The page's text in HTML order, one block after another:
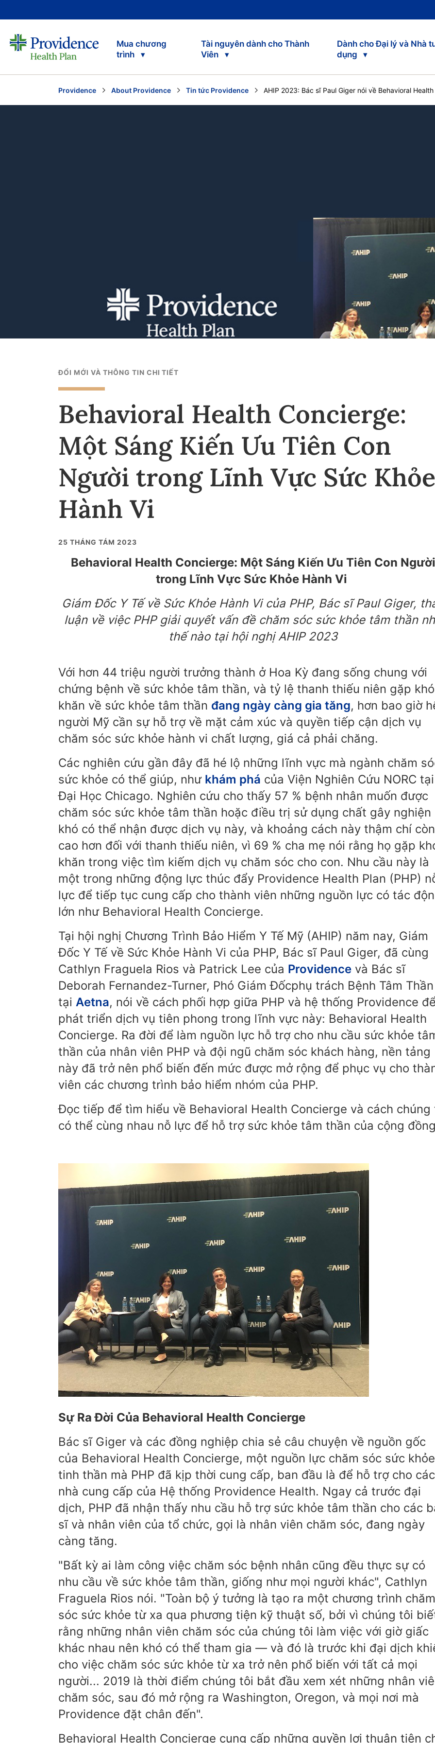
Mua chương
trình
Tài nguyên dành cho Thành
Viên
Dành cho Đại lý và Nhà
dụng
Providence About Providence Tin tức Providence Current:
AHIP 2023: Bác sĩ Paul Giger nói về Behavioral
ĐỔI MỚI VÀ THÔNG TIN CHI TIẾT
Behavioral Health Concierge:
Một Sáng Kiến Ưu Tiên Con
Người trong Lĩnh Vực Sức Khỏe
Hành Vi
25 THÁNG TÁM 2023
Behavioral Health Concierge: Một Sáng Kiến Ưu Tiên Con Người
trong Lĩnh Vực Sức Khỏe Hành Vi
Giám Đốc Y Tế về Sức Khỏe Hành Vi của PHP, Bác sĩ Paul Giger,
luận về việc PHP giải quyết vấn đề chăm sóc sức khỏe tâm thần
thế nào tại hội nghị AHIP 2023
Với hơn 44 triệu người trưởng thành ở Hoa Kỳ đang sống chung với
chứng bệnh về sức khỏe tâm thần, và tỷ lệ thanh thiếu niên gặp khó
khăn về sức khỏe tâm thần đang ngày càng gia tăng, hơn bao giờ
người Mỹ cần sự hỗ trợ về mặt cảm xúc và quyền tiếp cận dịch vụ
chăm sóc sức khỏe hành vi chất lượng, giá cả phải chăng.
Các nghiên cứu gần đây đã hé lộ những lĩnh vực mà ngành chăm
sức khỏe có thể giúp, như khám phá của Viện Nghiên Cứu NORC tại
Đại Học Chicago. Nghiên cứu cho thấy 57 % bệnh nhân muốn được
chăm sóc sức khỏe tâm thần hoặc điều trị sử dụng chất gây nghiện
khó có thể nhận được dịch vụ này, và khoảng cách này thậm chí còn
cao hơn đối với thanh thiếu niên, vì 69 % cha mẹ nói rằng họ gặp
khăn trong việc tìm kiếm dịch vụ chăm sóc cho con. Nhu cầu này là
một trong những động lực thúc đẩy Providence Health Plan (PHP)
lực để tiếp tục cung cấp cho thành viên những nguồn lực có tác
lớn như Behavioral Health Concierge.
Tại hội nghị Chương Trình Bảo Hiểm Y Tế Mỹ (AHIP) năm nay, Giám
Đốc Y Tế về Sức Khỏe Hành Vi của PHP, Bác sĩ Paul Giger, đã cùng
Cathlyn Fraguela Rios và Patrick Lee của Providence và Bác sĩ
Deborah Fernandez-Turner, Phó Giám Đốcphụ trách Bệnh Tâm Thần
tại Aetna, nói về cách phối hợp giữa PHP và hệ thống Providence
phát triển dịch vụ tiên phong trong lĩnh vực này: Behavioral Health
Concierge. Ra đời để làm nguồn lực hỗ trợ cho nhu cầu sức khỏe
thần của nhân viên PHP và đội ngũ chăm sóc khách hàng, nền tảng
này đã trở nên phổ biến đến mức được mở rộng để phục vụ cho
viên các chương trình bảo hiểm nhóm của PHP.
Đọc tiếp để tìm hiểu về Behavioral Health Concierge và cách chúng
có thể cùng nhau nỗ lực để hỗ trợ sức khỏe tâm thần của cộng
Sự Ra Đời Của Behavioral Health Concierge
Bác sĩ Giger và các đồng nghiệp chia sẻ câu chuyện về nguồn gốc
của Behavioral Health Concierge, một nguồn lực chăm sóc sức khỏe
tinh thần mà PHP đã kịp thời cung cấp, ban đầu là để hỗ trợ cho các
nhà cung cấp của Hệ thống Providence Health. Ngay cả trước đại
dịch, PHP đã nhận thấy nhu cầu hỗ trợ sức khỏe tâm thần cho các
sĩ và nhân viên của tổ chức, gọi là nhân viên chăm sóc, đang ngày
càng tăng.
"Bất kỳ ai làm công việc chăm sóc bệnh nhân cũng đều thực sự có
nhu cầu về sức khỏe tâm thần, giống như mọi người khác", Cathlyn
Fraguela Rios nói. "Toàn bộ ý tưởng là tạo ra một chương trình chăm
sóc sức khỏe từ xa qua phương tiện kỹ thuật số, bởi vì chúng tôi
rằng những nhân viên chăm sóc của chúng tôi làm việc với giờ giấc
khác nhau nên khó có thể tham gia ― và đó là trước khi đại dịch
cho việc chăm sóc sức khỏe từ xa trở nên phổ biến với tất cả mọi
người... 2019 là thời điểm chúng tôi bắt đầu xem xét những nhân
chăm sóc, sau đó mở rộng ra Washington, Oregon, và mọi nơi mà
Providence đặt chân đến".
Behavioral Health Concierge cung cấp những quyền lợi thuận tiện